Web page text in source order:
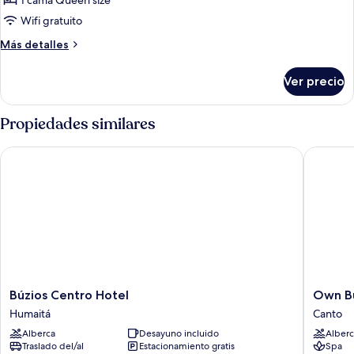
estudio
Wifi gratuito
Más detalles
Más
estudio
Ver precio
Propiedades similares
Búzios
Centro
Hotel
Humaitá
Búzios Centro Hotel
Humaitá
Alberca
Desayuno incluido
Traslado del/al
Estacionamiento gratis
Búzios Centro Hotel
Own
Buzios
Beach
Hotel
Canto
Own
Canto
Spa
Own